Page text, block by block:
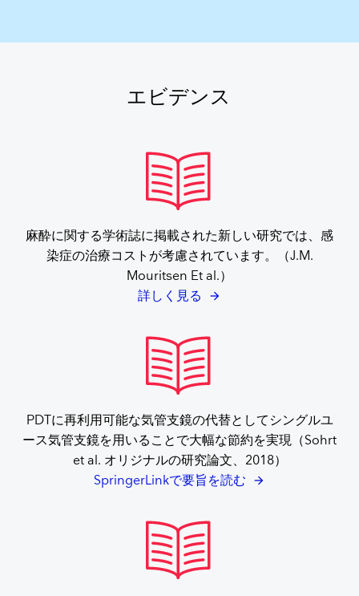
エビデンス
麻酔に関する学術誌に掲載された新しい研究では、感
染症の治療コストが考慮されています。（J.M.
Mouritsen Et al.）
詳しく見る
PDTに再利用可能な気管支鏡の代替としてシングルユ
ース気管支鏡を用いることで大幅な節約を実現（Sohrt
et al. オリジナルの研究論文、2018）
SpringerLinkで要旨を読む